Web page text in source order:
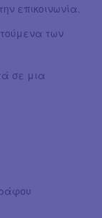
επικοινωνία.
των
σε μια